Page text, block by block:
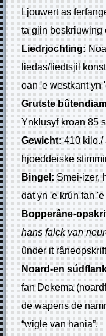
Ljouwert as
ta gjin beskriuwing
Liedrjochting:
liedas/liedtsjil
oan 'e westkant yn
Grutste
Ynklusyf kroan 85
Gewicht:410 kilo./
hjoeddeiske
Bingel:Smei-izer,
dat yn 'e krún fan
Bopperâne-
hans falck van
ûnder it
Noard-en
fan Dekema
de wapens de
“wigle van hania”.